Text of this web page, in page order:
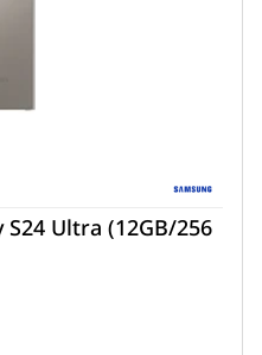
S24 Ultra (12GB/256